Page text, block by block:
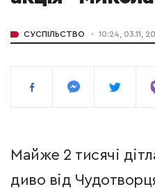
СУСПІЛЬСТВО 10:24, 03.11,
Майже 2 тисячі
диво від